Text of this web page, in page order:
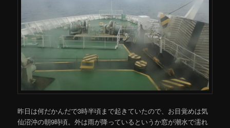
昨日は何だかんだで3時半頃まで起きていたので、お目覚めは気
仙沼沖の朝9時頃。外は雨が降っているというか窓が潮水で濡れ